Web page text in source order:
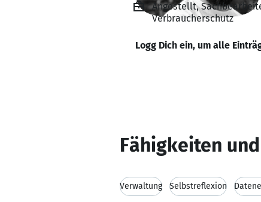
Angestellt,
Verbraucherschutz
Logg Dich ein, um alle
Fähigkeiten
Verwaltung Selbstreflexion